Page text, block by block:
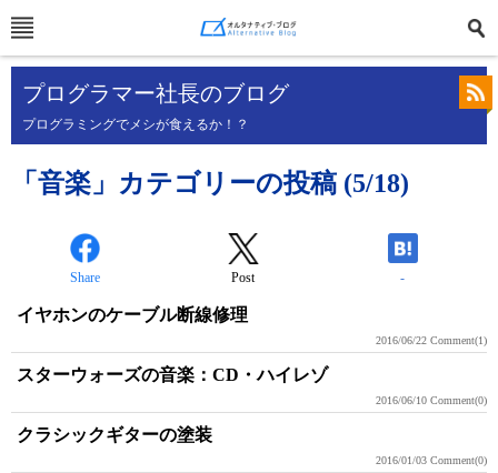
プログラマー社長のブログ
プログラミングでメシが食えるか！？
「音楽」カテゴリーの投稿 (5/18)
Share Post -
イヤホンのケーブル断線修理
2016/06/22 Comment(1)
スターウォーズの音楽：CD・ハイレゾ
2016/06/10 Comment(0)
クラシックギターの塗装
2016/01/03 Comment(0)